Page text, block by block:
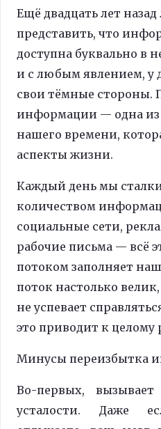
Ещё двадцать лет
представить, что
доступна буквально в
и с любым явлением, у
свои тёмные стороны.
информации — одна из
нашего времени,
аспекты жизни.
Каждый день мы
количеством
социальные сети,
рабочие письма — всё
потоком заполняет
поток настолько
не успевает
это приводит к целому
Минусы переизбытка
Во-первых, вызывает
усталости. Даже